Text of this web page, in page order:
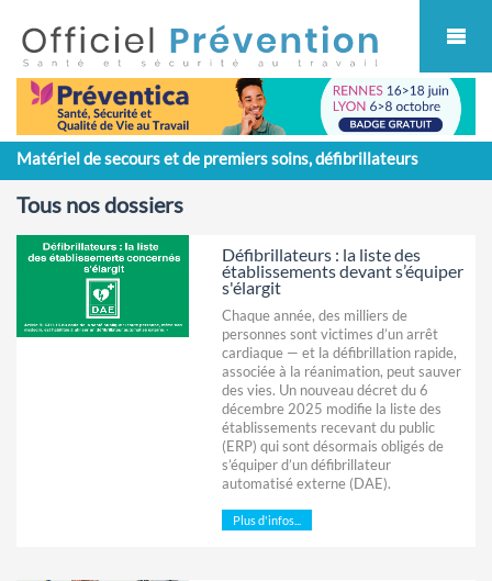
Matériel de secours et de premiers soins, défibrillateurs
Tous nos dossiers
Défibrillateurs : la liste des
établissements devant s’équiper
s'élargit
Chaque année, des milliers de
personnes sont victimes d’un arrêt
cardiaque — et la défibrillation rapide,
associée à la réanimation, peut sauver
des vies. Un nouveau décret du 6
décembre 2025 modifie la liste des
établissements recevant du public
(ERP) qui sont désormais obligés de
s’équiper d’un défibrillateur
automatisé externe (DAE).
Plus d'infos...